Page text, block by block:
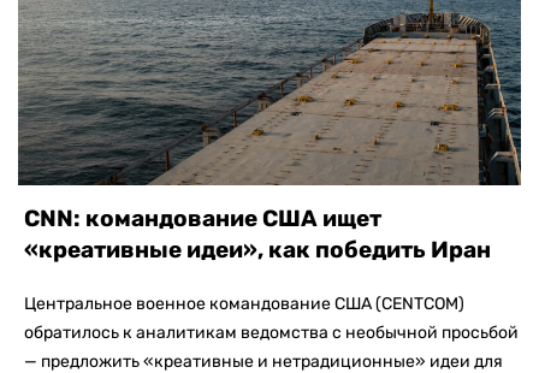
CNN: командование США ищет
«креативные идеи», как победить Иран
Центральное военное командование США (CENTCOM)
обратилось к аналитикам ведомства с необычной просьбой
— предложить «креативные и нетрадиционные» идеи для